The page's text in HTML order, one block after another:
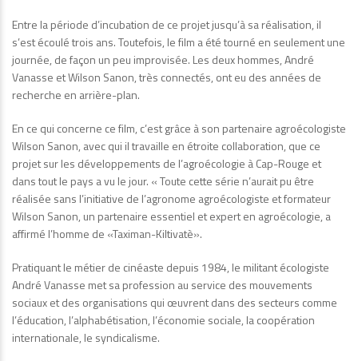
Entre la période d’incubation de ce projet jusqu’à sa réalisation, il
s’est écoulé trois ans. Toutefois, le film a été tourné en seulement une
journée, de façon un peu improvisée. Les deux hommes, André
Vanasse et Wilson Sanon, très connectés, ont eu des années de
recherche en arrière-plan.
En ce qui concerne ce film, c’est grâce à son partenaire agroécologiste
Wilson Sanon, avec qui il travaille en étroite collaboration, que ce
projet sur les développements de l’agroécologie à Cap-Rouge et
dans tout le pays a vu le jour. « Toute cette série n’aurait pu être
réalisée sans l’initiative de l’agronome agroécologiste et formateur
Wilson Sanon, un partenaire essentiel et expert en agroécologie, a
affirmé l’homme de «Taximan-Kiltivatè».
Pratiquant le métier de cinéaste depuis 1984, le militant écologiste
André Vanasse met sa profession au service des mouvements
sociaux et des organisations qui œuvrent dans des secteurs comme
l’éducation, l’alphabétisation, l’économie sociale, la coopération
internationale, le syndicalisme.